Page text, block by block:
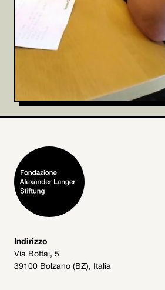
Indirizzo
Via Bottai, 5
39100 Bolzano (BZ), Italia